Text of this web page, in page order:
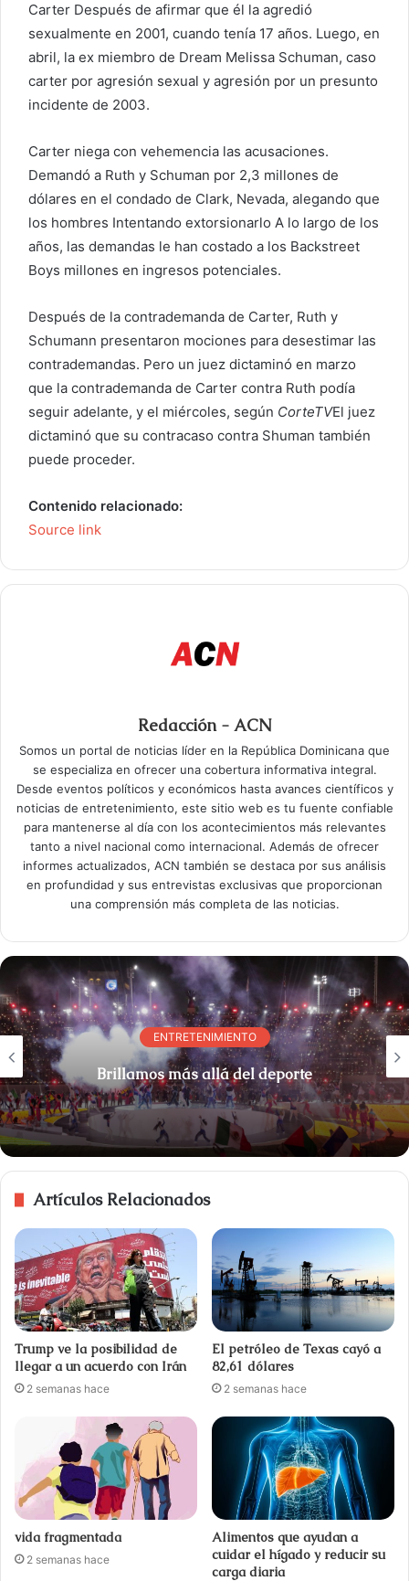
Carter Después de afirmar que él la agredió
sexualmente en 2001, cuando tenía 17 años. Luego, en
abril, la ex miembro de Dream Melissa Schuman, caso
carter por agresión sexual y agresión por un presunto
incidente de 2003.
Carter niega con vehemencia las acusaciones.
Demandó a Ruth y Schuman por 2,3 millones de
dólares en el condado de Clark, Nevada, alegando que
los hombres Intentando extorsionarlo A lo largo de los
años, las demandas le han costado a los Backstreet
Boys millones en ingresos potenciales.
Después de la contrademanda de Carter, Ruth y
Schumann presentaron mociones para desestimar las
contrademandas. Pero un juez dictaminó en marzo
que la contrademanda de Carter contra Ruth podía
seguir adelante, y el miércoles, según CorteTVEl juez
dictaminó que su contracaso contra Shuman también
puede proceder.
Contenido relacionado:
Source link
Redacción - ACN
Somos un portal de noticias líder en la República Dominicana que
se especializa en ofrecer una cobertura informativa integral.
Desde eventos políticos y económicos hasta avances científicos y
noticias de entretenimiento, este sitio web es tu fuente confiable
para mantenerse al día con los acontecimientos más relevantes
tanto a nivel nacional como internacional. Además de ofrecer
informes actualizados, ACN también se destaca por sus análisis
en profundidad y sus entrevistas exclusivas que proporcionan
una comprensión más completa de las noticias.
ENTRETENIMIENTO
Brillamos más allá del deporte
Artículos Relacionados
Trump ve la posibilidad de
llegar a un acuerdo con Irán
2 semanas hace
El petróleo de Texas cayó a
82,61 dólares
2 semanas hace
vida fragmentada
2 semanas hace
Alimentos que ayudan a
cuidar el hígado y reducir su
carga diaria